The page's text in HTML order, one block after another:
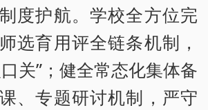
度护航。学校全方位完
选育用评全链条机制，
关”；健全常态化集体备
、专题研讨机制，严守